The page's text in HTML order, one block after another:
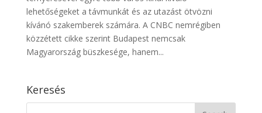
lehetőségeket a távmunkát és az utazást ötvözni
kívánó szakemberek számára. A CNBC nemrégiben
közzétett cikke szerint Budapest nemcsak
Magyarország büszkesége, hanem...
Keresés